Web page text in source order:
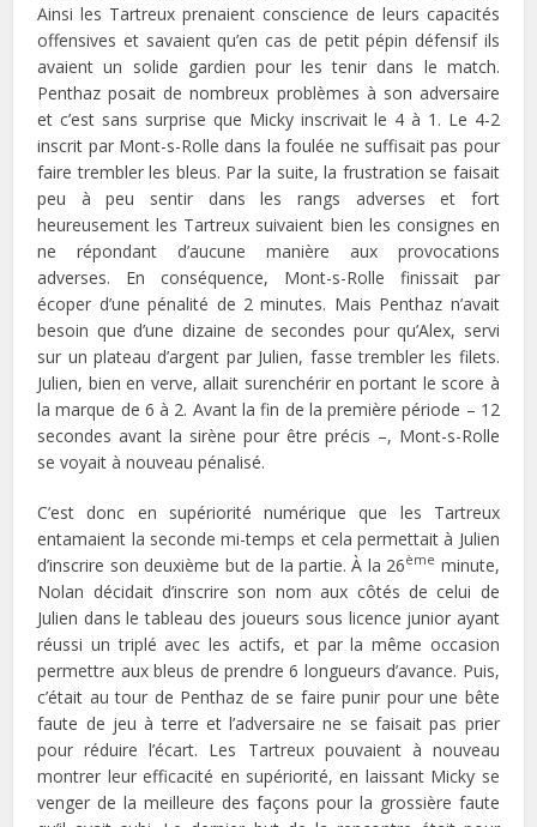
Ainsi les Tartreux prenaient conscience de leurs capacités
offensives et savaient qu’en cas de petit pépin défensif ils
avaient un solide gardien pour les tenir dans le match.
Penthaz posait de nombreux problèmes à son adversaire
et c’est sans surprise que Micky inscrivait le 4 à 1. Le 4-2
inscrit par Mont-s-Rolle dans la foulée ne suffisait pas pour
faire trembler les bleus. Par la suite, la frustration se faisait
peu à peu sentir dans les rangs adverses et fort
heureusement les Tartreux suivaient bien les consignes en
ne répondant d’aucune manière aux provocations
adverses. En conséquence, Mont-s-Rolle finissait par
écoper d’une pénalité de 2 minutes. Mais Penthaz n’avait
besoin que d’une dizaine de secondes pour qu’Alex, servi
sur un plateau d’argent par Julien, fasse trembler les filets.
Julien, bien en verve, allait surenchérir en portant le score à
la marque de 6 à 2. Avant la fin de la première période – 12
secondes avant la sirène pour être précis –, Mont-s-Rolle
se voyait à nouveau pénalisé.
C’est donc en supériorité numérique que les Tartreux
entamaient la seconde mi-temps et cela permettait à Julien
d’inscrire son deuxième but de la partie. À la 26ème minute,
Nolan décidait d’inscrire son nom aux côtés de celui de
Julien dans le tableau des joueurs sous licence junior ayant
réussi un triplé avec les actifs, et par la même occasion
permettre aux bleus de prendre 6 longueurs d’avance. Puis,
c’était au tour de Penthaz de se faire punir pour une bête
faute de jeu à terre et l’adversaire ne se faisait pas prier
pour réduire l’écart. Les Tartreux pouvaient à nouveau
montrer leur efficacité en supériorité, en laissant Micky se
venger de la meilleure des façons pour la grossière faute